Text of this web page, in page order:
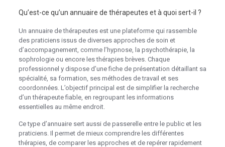
Qu’est-ce qu’un annuaire de thérapeutes et à quoi sert-il ?
Un annuaire de thérapeutes est une plateforme qui rassemble
des praticiens issus de diverses approches de soin et
d’accompagnement, comme l’hypnose, la psychothérapie, la
sophrologie ou encore les thérapies brèves. Chaque
professionnel y dispose d’une fiche de présentation détaillant sa
spécialité, sa formation, ses méthodes de travail et ses
coordonnées. L’objectif principal est de simplifier la recherche
d’un thérapeute fiable, en regroupant les informations
essentielles au même endroit.
Ce type d’annuaire sert aussi de passerelle entre le public et les
praticiens. Il permet de mieux comprendre les différentes
thérapies, de comparer les approches et de repérer rapidement